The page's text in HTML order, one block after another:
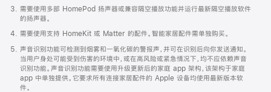
需要使用多部 HomePod 扬声器或兼容隔空播放功能并运行最新隔空播放软件
的扬声器。
需要使用支持 HomeKit 或 Matter 的配件。智能家居配件需单独购买。
声音识别功能可检测到烟雾和一氧化碳的警报声，并可在识别后向你发送通知。
当用户身处可能受到伤害的环境中，或在高风险或紧急情况下，均不应依赖声音
识别功能。声音识别功能需要使用升级更新后的家庭 app 架构，该架构于家庭
app 中单独提供。它要求所有连接家居配件的 Apple 设备均使用最新版本软
件。